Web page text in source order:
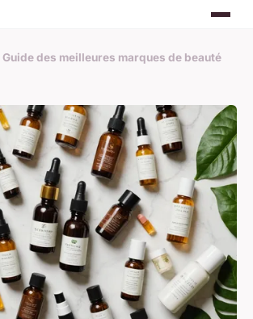
Guide des meilleures marques de beauté